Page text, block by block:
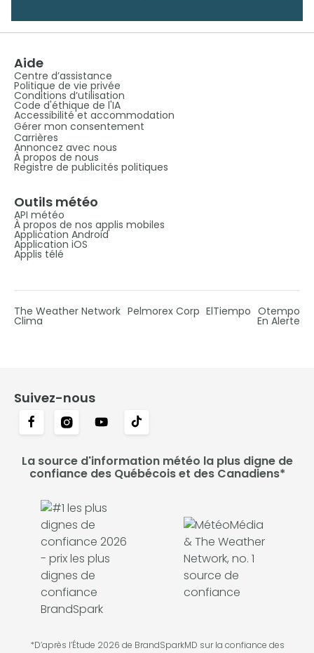
Aide
Centre d’assistance
Politique de vie privée
Conditions d’utilisation
Code d'éthique de l'IA
Accessibilité et accommodation
Gérer mon consentement
Carrières
Annoncez avec nous
À propos de nous
Registre de publicités politiques
Outils météo
API météo
À propos de nos applis mobiles
Application Android
Application iOS
Applis télé
The Weather Network Pelmorex Corp ElTiempo Otempo
Clima En Alerte
Suivez-nous
La source d'information météo la plus digne de
confiance des Québécois et des Canadiens*
*D’après l’Étude 2026 de BrandSparkMD sur la confiance des